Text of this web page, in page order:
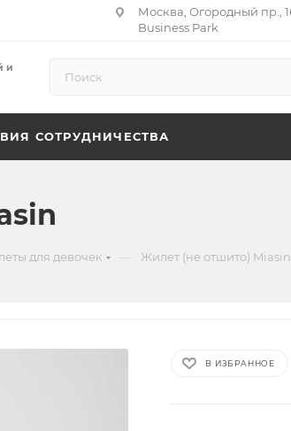
Москва, Огородный пр.,
Business Park
и
СОТРУДНИЧЕСТВА
для девочек Жилет (не отшито) Miasin
В ИЗБРАННОЕ